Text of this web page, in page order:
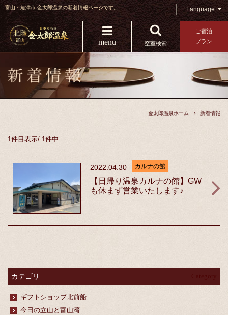
富山・魚津市 金太郎温泉の新着情報ページです。 Language
menu 空室検索
ご宿泊
プラン
金太郎温泉ホーム 新着情報
1件目表示/ 1件中
2022.04.30 カルナの館
【日帰り温泉カルナの館】GW
も休まず営業いたします♪
カテゴリ
ギフトショップ北前船
今日の立山と富山湾